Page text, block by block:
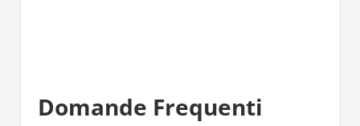
Domande Frequenti